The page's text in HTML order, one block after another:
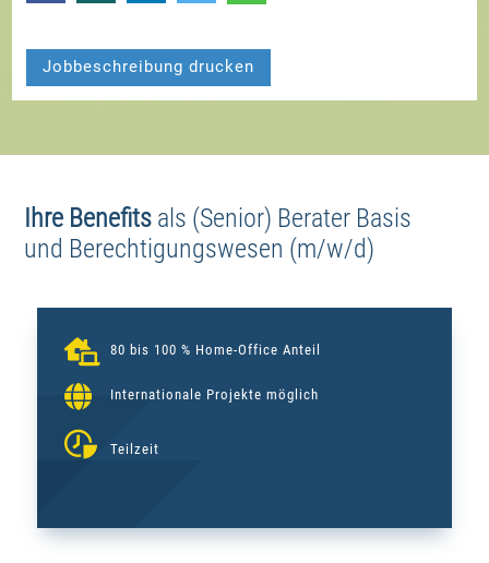
Jobbeschreibung drucken
Ihre Benefits als (Senior) Berater Basis
und Berechtigungswesen (m/w/d)
 80 bis 100 % Home-Office Anteil
 Internationale Projekte möglich
Teilzeit